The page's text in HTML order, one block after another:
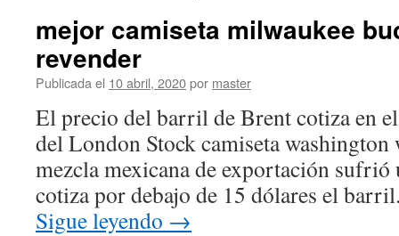
mejor camiseta milwaukee
revender
Publicada el 10 abril, 2020por master
El precio del barril de Brent cotiza en
del London Stock camiseta washington
mezcla mexicana de exportación sufrió
cotiza por debajo de 15 dólares el
Sigue leyendo →